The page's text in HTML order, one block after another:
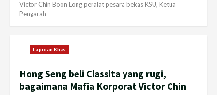
Victor Chin Boon Long peralat pesara bekas KSU, Ketua
Pengarah
Laporan Khas
Hong Seng beli Classita yang rugi,
bagaimana Mafia Korporat Victor Chin